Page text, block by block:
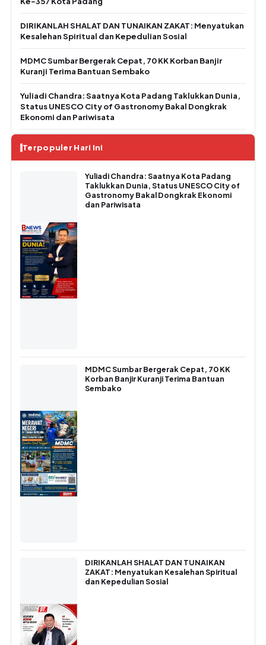
DIRIKANLAH SHALAT DAN TUNAIKAN ZAKAT: Menyatukan
Kesalehan Spiritual dan Kepedulian Sosial
MDMC Sumbar Bergerak Cepat, 70 KK Korban Banjir
Kuranji Terima Bantuan Sembako
Yuliadi Chandra: Saatnya Kota Padang Taklukkan Dunia,
Status UNESCO City of Gastronomy Bakal Dongkrak
Ekonomi dan Pariwisata
Terpopuler Hari Ini
Yuliadi Chandra: Saatnya Kota Padang
Taklukkan Dunia, Status UNESCO City of
Gastronomy Bakal Dongkrak Ekonomi
dan Pariwisata
MDMC Sumbar Bergerak Cepat, 70 KK
Korban Banjir Kuranji Terima Bantuan
Sembako
DIRIKANLAH SHALAT DAN TUNAIKAN
ZAKAT: Menyatukan Kesalehan Spiritual
dan Kepedulian Sosial